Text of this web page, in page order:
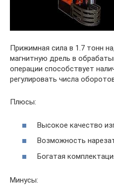
Прижимная сила в 1.7 тонн
магнитную дрель в
операции способствует
регулировать числа
Плюсы:
Высокое качество
Возможность
Богатая
Минусы: